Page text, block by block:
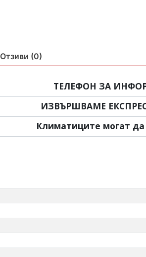
Отзиви (0)
ТЕЛЕФОН ЗА
ИЗВЪРШВАМЕ
Климатиците могат